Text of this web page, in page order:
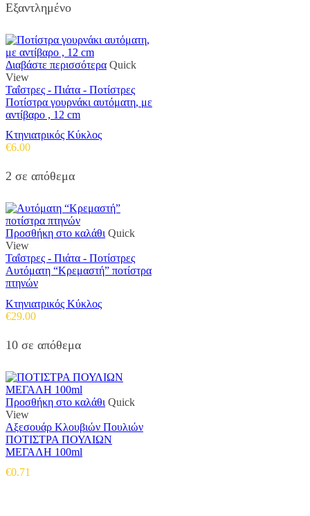
Εξαντλημένο
Διαβάστε περισσότερα Quick
View
Ταΐστρες - Πιάτα - Ποτίστρες
Ποτίστρα γουρνάκι αυτόματη, με
αντίβαρο , 12 cm
Κτηνιατρικός Κύκλος
€6.00
2 σε απόθεμα
Προσθήκη στο καλάθι Quick
View
Ταΐστρες - Πιάτα - Ποτίστρες
Αυτόματη “Κρεμαστή” ποτίστρα
πτηνών
Κτηνιατρικός Κύκλος
€29.00
10 σε απόθεμα
Προσθήκη στο καλάθι Quick
View
Αξεσουάρ Κλουβιών Πουλιών
ΠΟΤΙΣΤΡΑ ΠΟΥΛΙΩΝ
ΜΕΓΑΛΗ 100ml
€0.71